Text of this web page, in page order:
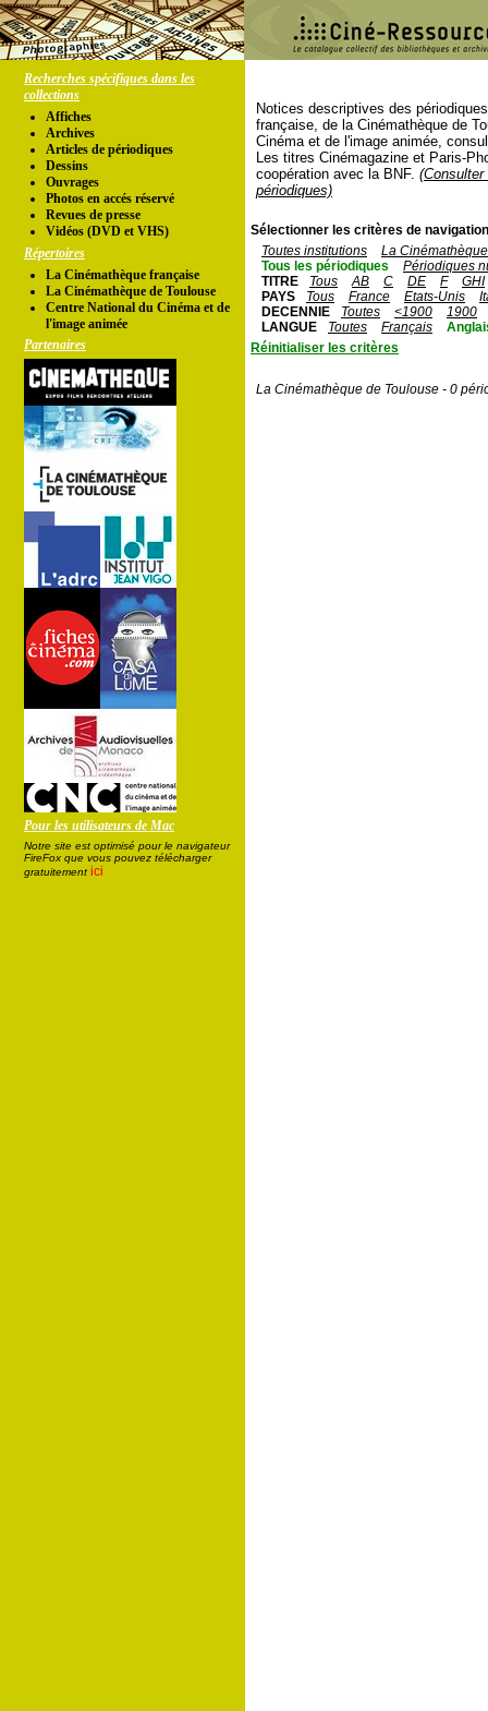
Recherches spécifiques dans les
collections
Affiches
Archives
Articles de périodiques
Dessins
Ouvrages
Photos en accés réservé
Revues de presse
Vidéos (DVD et VHS)
Répertoires
La Cinémathèque française
La Cinémathèque de Toulouse
Centre National du Cinéma et de
l'image animée
Partenaires
Pour les utilisateurs de Mac
Notre site est optimisé pour le navigateur
FireFox que vous pouvez télécharger
gratuitement ici
Notices descriptives des
française, de la Cinémathèque de
Cinéma et de l'image animée,
Les titres Cinémagazine et Paris-
coopération avec la BNF.
périodiques)
Sélectionner les critères de
Toutes institutions
La
Tous les périodiques
Périodiques
TITRE
Tous AB C DE F
GHI
PAYS
Tous France Etats-Unis
DECENNIE
Toutes <1900
1900
LANGUE
Toutes Français
Réinitialiser les critères
La Cinémathèque de Toulouse - 0